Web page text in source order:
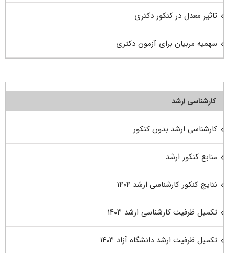
تاثیر معدل در کنکور دکتری
سهمیه مربیان برای آزمون دکتری
کارشناسی ارشد
کارشناسی ارشد بدون کنکور
منابع کنکور ارشد
نتایج کنکور کارشناسی ارشد ۱۴۰۴
تکمیل ظرفیت کارشناسی ارشد ۱۴۰۳
تکمیل ظرفیت ارشد دانشگاه آزاد ۱۴۰۳